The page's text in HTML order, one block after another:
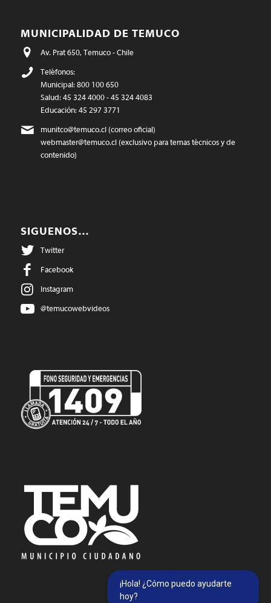
MUNICIPALIDAD DE TEMUCO
Av. Prat 650, Temuco - Chile
Teléfonos:
Municipal: 800 100 650
Salud: 45 324 4000 - 45 324 4083
Educación: 45 297 3771
munitco@temuco.cl(correo oficial)
webmaster@temuco.cl(exclusivo para temas técnicos y de
contenido)
SIGUENOS…
Twitter
Facebook
Instagram
@temucowebvideos
¡Hola! ¿Cómo puedo ayudarte
hoy?